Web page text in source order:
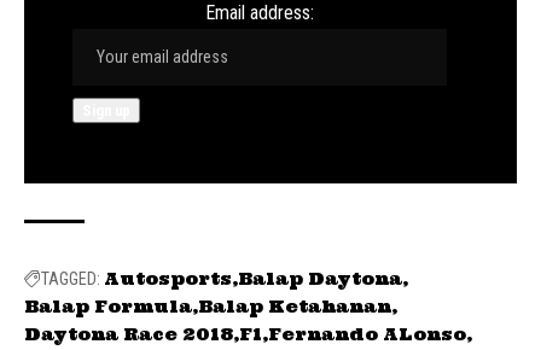
Email address:
TAGGED: Autosports Balap Daytona
Balap Formula Balap Ketahanan
Daytona Race 2018 F1 Fernando ALonso